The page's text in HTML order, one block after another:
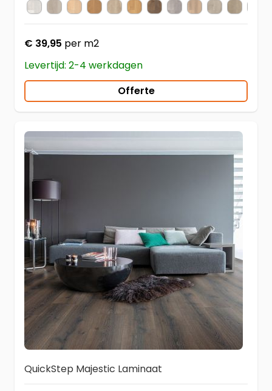
KleurLPU 1507LPU 1660LPU 1283LPU 1284LPU 1622LPU 1662LPU 1664LPU 1505LPU 1661LPU 1663LPU
€ 39,95 per m2
Levertijd: 2-4 werkdagen
Offerte
QuickStep Majestic Laminaat